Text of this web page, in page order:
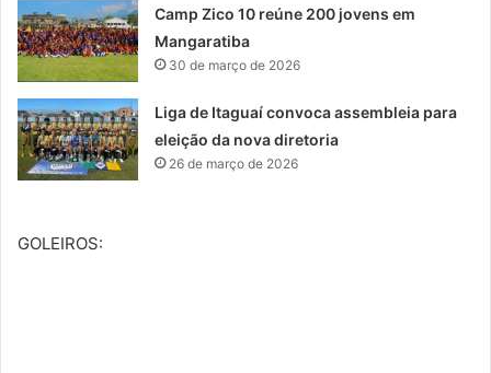
Camp Zico 10 reúne 200 jovens em
Mangaratiba
30 de março de 2026
Liga de Itaguaí convoca assembleia para
eleição da nova diretoria
26 de março de 2026
GOLEIROS: